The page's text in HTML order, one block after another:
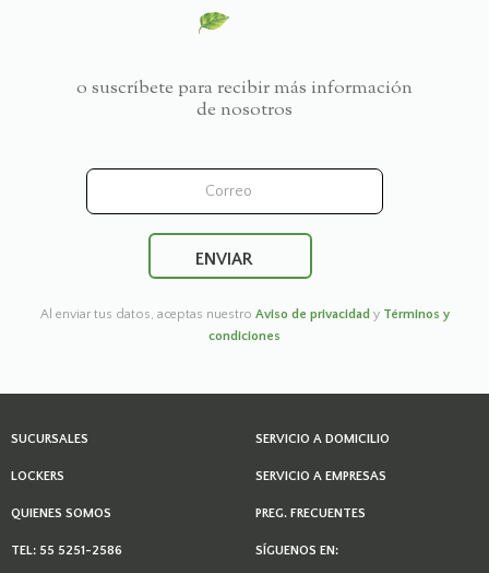
o suscríbete para recibir más información
de nosotros
Al enviar tus datos, aceptas nuestro Aviso de privacidad y Términos y
condiciones
SUCURSALES
LOCKERS
SERVICIO A DOMICILIO
SERVICIO A EMPRESAS
PREG. FRECUENTES
QUIENES SOMOS
TEL: 55 5251-2586 SÍGUENOS EN: